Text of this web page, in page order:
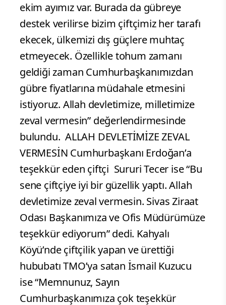
ekim ayımız var. Burada da gübreye
destek verilirse bizim çiftçimiz her tarafı
ekecek, ülkemizi dış güçlere muhtaç
etmeyecek. Özellikle tohum zamanı
geldiği zaman Cumhurbaşkanımızdan
gübre fiyatlarına müdahale etmesini
istiyoruz. Allah devletimize, milletimize
zeval vermesin” değerlendirmesinde
bulundu. ALLAH DEVLETİMİZE ZEVAL
VERMESİN Cumhurbaşkanı Erdoğan’a
teşekkür eden çiftçi Sururi Tecer ise “Bu
sene çiftçiye iyi bir güzellik yaptı. Allah
devletimize zeval vermesin. Sivas Ziraat
Odası Başkanımıza ve Ofis Müdürümüze
teşekkür ediyorum” dedi. Kahyalı
Köyü’nde çiftçilik yapan ve ürettiği
hububatı TMO’ya satan İsmail Kuzucu
ise “Memnunuz, Sayın
Cumhurbaşkanımıza çok teşekkür